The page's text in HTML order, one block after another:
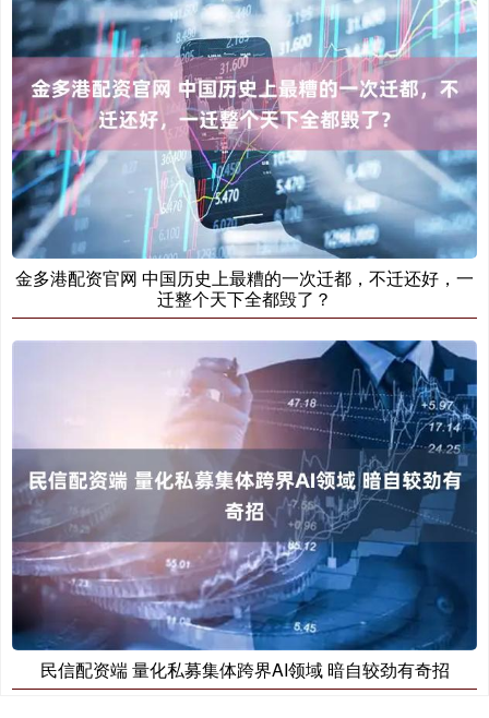
金多港配资官网 中国历史上最糟的一次迁都，不迁还好，一
迁整个天下全都毁了？
民信配资端 量化私募集体跨界AI领域 暗自较劲有奇招